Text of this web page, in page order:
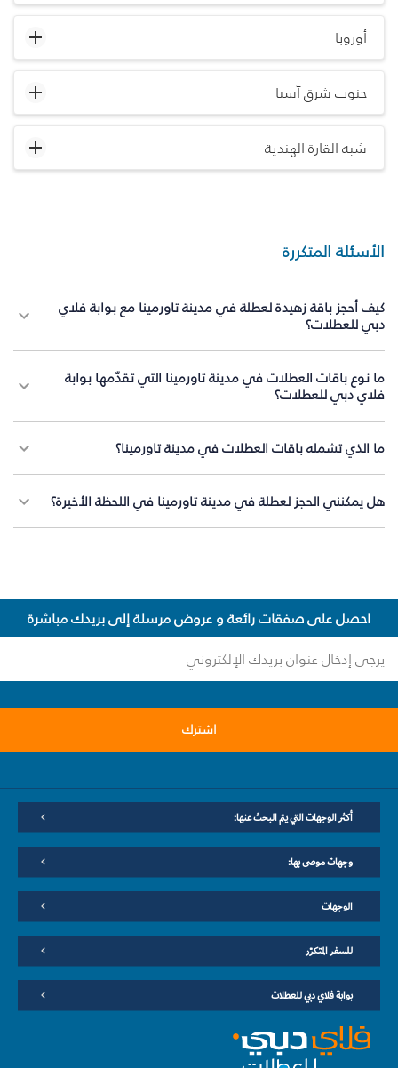
أوروبا
جنوب شرق آسيا
شبه القارة الهندية
الأسئلة المتكررة
كيف أحجز باقة زهيدة لعطلة في مدينة تاورمينا مع بوابة فلاي
دبي للعطلات؟
ما نوع باقات العطلات في مدينة تاورمينا التي تقدّمها بوابة
فلاي دبي للعطلات؟
ما الذي تشمله باقات العطلات في مدينة تاورمينا؟
هل يمكنني الحجز لعطلة في مدينة تاورمينا في اللحظة الأخيرة؟
احصل على صفقات رائعة و عروض مرسلة إلى بريدك مباشرة
اشترك
أكثر الوجهات التي يتم البحث عنها:
وجهات موصى بها:
الوجهات
للسفر المتكرّر
بوابة فلاي دبي للعطلات